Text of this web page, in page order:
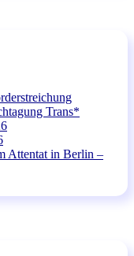
Trans*
Attentat in Berlin –